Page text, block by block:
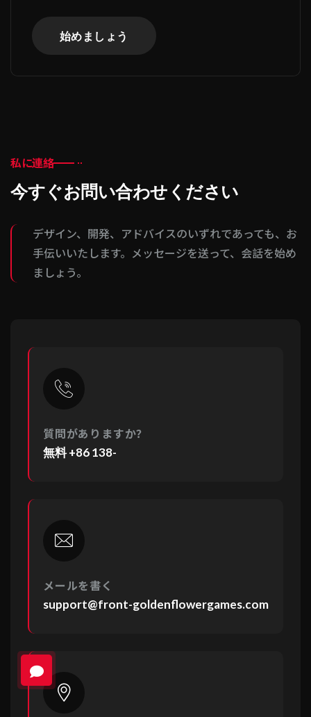
始めましょう
私に連絡
今すぐお問い合わせください
デザイン、開発、アドバイスのいずれであっても、お
手伝いいたします。メッセージを送って、会話を始め
ましょう。
質問がありますか？
無料+86 138-
メールを書く
support@front-goldenflowergames.com